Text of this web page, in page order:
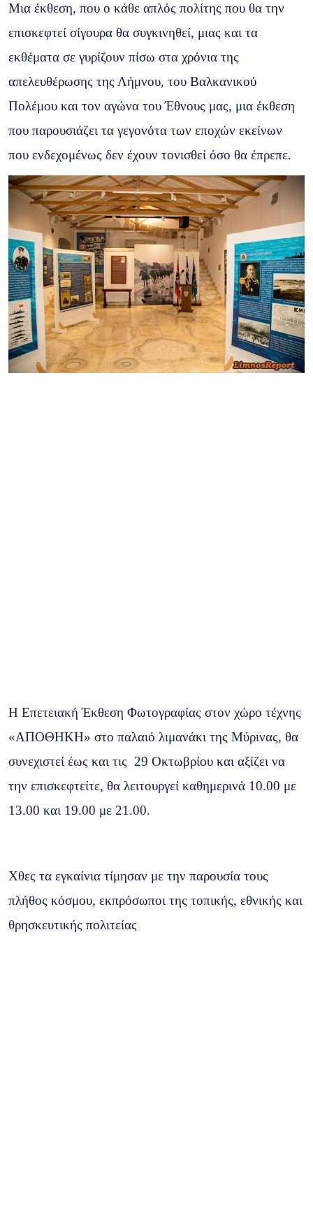
Μια έκθεση, που ο κάθε απλός πολίτης που θα την
επισκεφτεί σίγουρα θα συγκινηθεί, μιας και τα
εκθέματα σε γυρίζουν πίσω στα χρόνια της
απελευθέρωσης της Λήμνου, του Βαλκανικού
Πολέμου και τον αγώνα του Έθνους μας, μια έκθεση
που παρουσιάζει τα γεγονότα των εποχών εκείνων
που ενδεχομένως δεν έχουν τονισθεί όσο θα έπρεπε.
Η Επετειακή Έκθεση Φωτογραφίας στον χώρο τέχνης
«ΑΠΟΘΗΚΗ» στο παλαιό λιμανάκι της Μύρινας, θα
συνεχιστεί έως και τις 29 Οκτωβρίου και αξίζει να
την επισκεφτείτε, θα λειτουργεί καθημερινά 10.00 με
13.00 και 19.00 με 21.00.
Χθες τα εγκαίνια τίμησαν με την παρουσία τους
πλήθος κόσμου, εκπρόσωποι της τοπικής, εθνικής και
θρησκευτικής πολιτείας